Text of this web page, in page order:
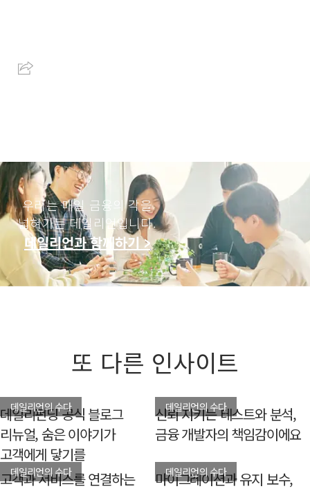
우리는 매일 금융의 각을
넓혀가는 데일리언입니다.
데일리언과 함께하기 >
또 다른 인사이트
데일리언의 수다
데일리펀딩 공식 블로그
리뉴얼, 숨은 이야기가
고객에게 닿기를
데일리언의 수다
신뢰 지키는 테스트와 분석,
금융 개발자의 책임감이에요
데일리언의 수다
고객과 서비스를 연결하는
데일리언의 수다
마이그레이션과 유지 보수,